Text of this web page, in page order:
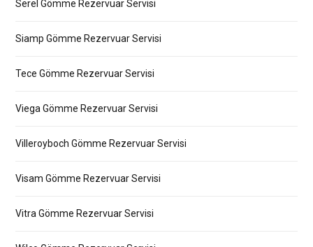
Serel Gömme Rezervuar Servisi
Siamp Gömme Rezervuar Servisi
Tece Gömme Rezervuar Servisi
Viega Gömme Rezervuar Servisi
Villeroyboch Gömme Rezervuar Servisi
Visam Gömme Rezervuar Servisi
Vitra Gömme Rezervuar Servisi